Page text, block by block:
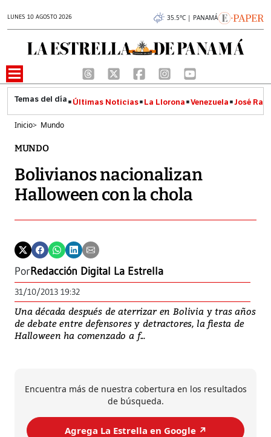
LUNES 10 AGOSTO 2026 35.5°C | PANAMÁ
Últimas Noticias La Llorona Venezuela José
Inicio> Mundo
MUNDO
Bolivianos nacionalizan
Halloween con la chola
PorRedacción Digital La Estrella
31/10/2013 19:32
Una década después de aterrizar en Bolivia y tras años
de debate entre defensores y detractores, la fiesta de
Halloween ha comenzado a f...
Encuentra más de nuestra cobertura en los resultados
de búsqueda.
Agrega La Estrella en Google ↗️